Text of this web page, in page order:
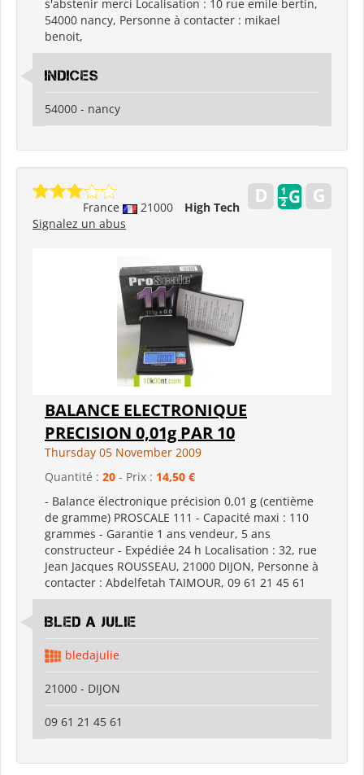
s'abstenir merci Localisation : 10 rue emile bertin,
54000 nancy, Personne à contacter : mikael
benoit,
indices
54000 - nancy
France 21000
High Tech
Signalez un abus
BALANCE ELECTRONIQUE
PRECISION 0,01g PAR 10
Thursday 05 November 2009
Quantité : 20 - Prix : 14,50 €
- Balance électronique précision 0,01 g (centième
de gramme) PROSCALE 111 - Capacité maxi : 110
grammes - Garantie 1 ans vendeur, 5 ans
constructeur - Expédiée 24 h Localisation : 32, rue
Jean Jacques ROUSSEAU, 21000 DIJON, Personne à
contacter : Abdelfetah TAIMOUR, 09 61 21 45 61
BLED A JULIE
bledajulie
21000 - DIJON
09 61 21 45 61